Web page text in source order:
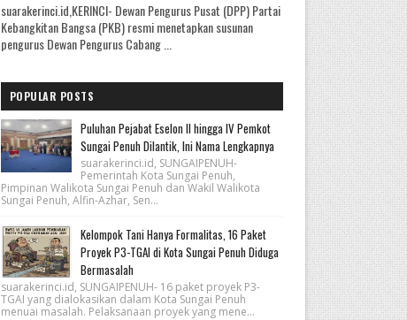
suarakerinci.id,KERINCI- Dewan Pengurus Pusat (DPP) Partai
Kebangkitan Bangsa (PKB) resmi menetapkan susunan
pengurus Dewan Pengurus Cabang ...
POPULAR POSTS
Puluhan Pejabat Eselon II hingga IV Pemkot
Sungai Penuh Dilantik, Ini Nama Lengkapnya
suarakerinci.id, SUNGAIPENUH-
Pemerintah Kota Sungai Penuh,
Pimpinan Walikota Sungai Penuh dan Wakil Walikota
Sungai Penuh, Alfin-Azhar, Sen...
Kelompok Tani Hanya Formalitas, 16 Paket
Proyek P3-TGAI di Kota Sungai Penuh Diduga
Bermasalah
suarakerinci.id, SUNGAIPENUH- 16 paket proyek P3-
TGAI yang dialokasikan dalam Kota Sungai Penuh
menuai masalah. Pelaksanaan proyek yang mene...